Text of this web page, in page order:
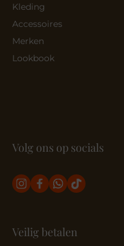
Kleding
Accessoires
Merken
Lookbook
Volg ons op socials
Veilig betalen